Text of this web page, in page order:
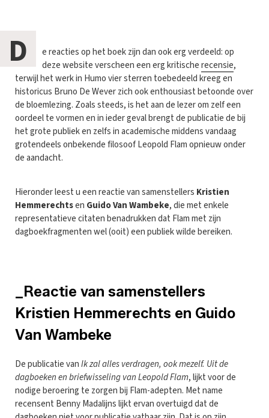
D
e reacties op het boek zijn dan ook erg verdeeld: op
deze website verscheen een erg kritischerecensie,
terwijl het werk in Humo vier sterren toebedeeld kreeg en
historicus Bruno De Wever zich ook enthousiast betoonde over
de bloemlezing. Zoals steeds, is het aan de lezer om zelf een
oordeel te vormen en in ieder geval brengt de publicatie de bij
het grote publiek en zelfs in academische middens vandaag
grotendeels onbekende filosoof Leopold Flam opnieuw onder
de aandacht.
Hieronder leest u een reactie van samenstellers Kristien
Hemmerechtsen Guido Van Wambeke, die met enkele
representatieve citaten benadrukken dat Flam met zijn
dagboekfragmenten wel (ooit) een publiek wilde bereiken.
_Reactie van samenstellers
Kristien Hemmerechts en Guido
Van Wambeke
De publicatie vanIk zal alles verdragen, ook mezelf. Uit de
dagboeken en briefwisseling van Leopold Flam, lijkt voor de
nodige beroering te zorgen bij Flam-adepten. Met name
recensent Benny Madalijns lijkt ervan overtuigd dat de